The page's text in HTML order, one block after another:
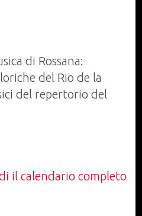
di Rossana:
del Rio de la
del repertorio del
il calendario completo